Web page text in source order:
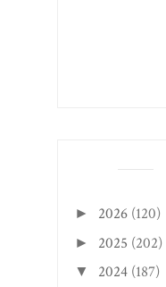
► 2026 (120)
► 2025 (202)
▼ 2024 (187)